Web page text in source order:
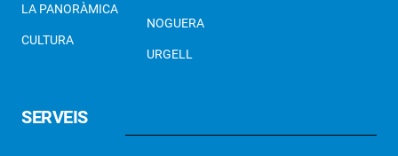
LA PANORÀMICA
CULTURA
NOGUERA
URGELL
SERVEIS